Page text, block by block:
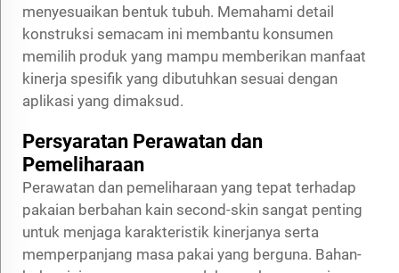
menyesuaikan bentuk tubuh. Memahami detail
konstruksi semacam ini membantu konsumen
memilih produk yang mampu memberikan manfaat
kinerja spesifik yang dibutuhkan sesuai dengan
aplikasi yang dimaksud.
Persyaratan Perawatan dan
Pemeliharaan
Perawatan dan pemeliharaan yang tepat terhadap
pakaian berbahan kain second-skin sangat penting
untuk menjaga karakteristik kinerjanya serta
memperpanjang masa pakai yang berguna. Bahan-